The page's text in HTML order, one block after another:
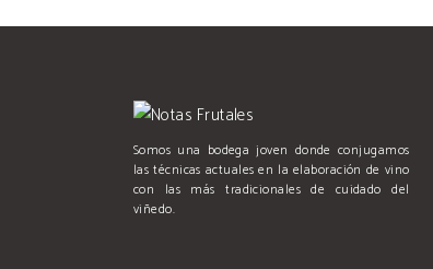
Somos una bodega joven donde conjugamos
las técnicas actuales en la elaboración de vino
con las más tradicionales de cuidado del
viñedo.